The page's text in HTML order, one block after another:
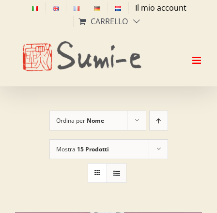
Il mio account
CARRELLO
Ordina per Nome
Mostra 15 Prodotti